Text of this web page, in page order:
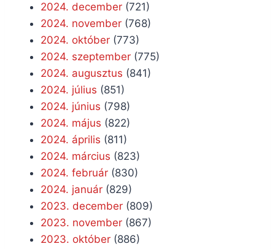
2024. december (721)
2024. november (768)
2024. október (773)
2024. szeptember (775)
2024. augusztus (841)
2024. július (851)
2024. június (798)
2024. május (822)
2024. április (811)
2024. március (823)
2024. február (830)
2024. január (829)
2023. december (809)
2023. november (867)
2023. október (886)